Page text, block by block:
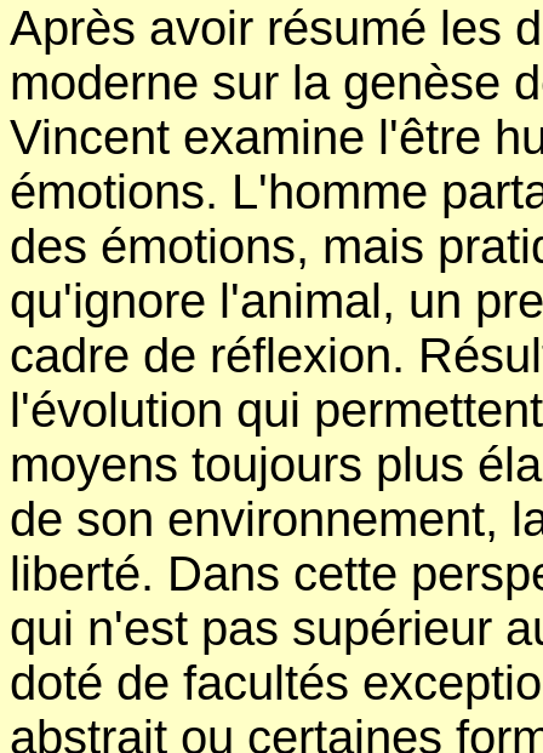
Après avoir résumé les
moderne sur la genèse
Vincent examine l'être
émotions. L'homme
des émotions, mais
qu'ignore l'animal, un
cadre de réflexion.
l'évolution qui
moyens toujours plus
de son environnement,
liberté. Dans cette
qui n'est pas supérieur
doté de facultés
abstrait ou certaines